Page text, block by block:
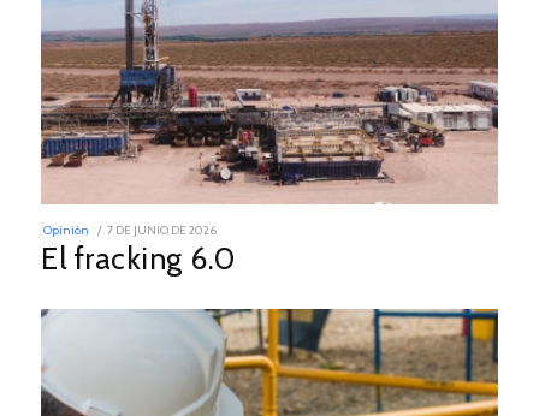
Opinión
POSTED
7 DE JUNIO DE 2026
El fracking 6.0